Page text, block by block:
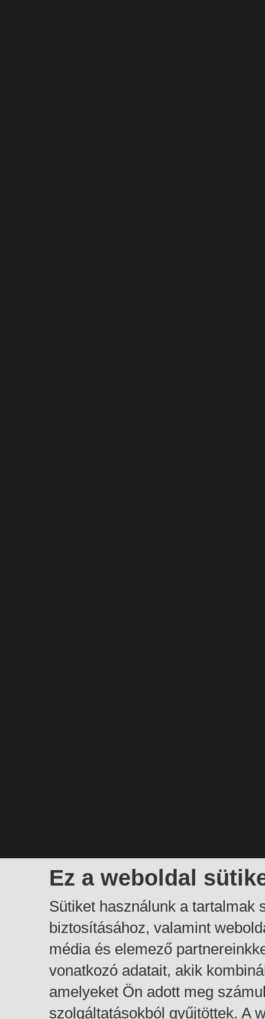
Ez a weboldal
Sütiket használunk a tartalmak
biztosításához, valamint
média és elemező
vonatkozó adatait, akik
amelyeket Ön adott meg
szolgáltatásokból gyűjtöttek. A